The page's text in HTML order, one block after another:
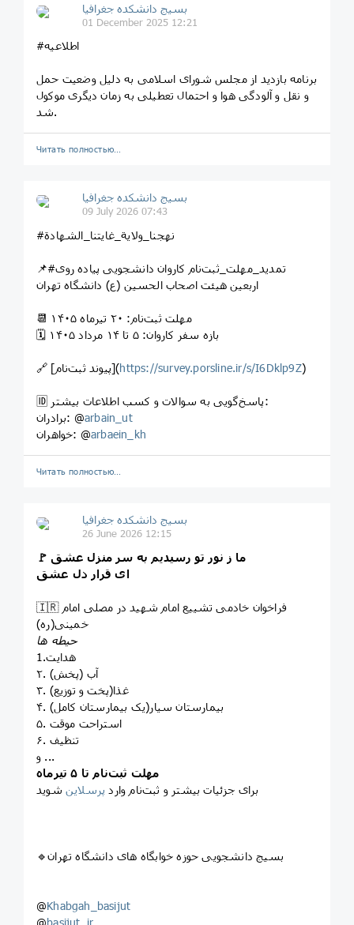
بسیج دانشکده‌ جغرافیا
01 December 2025 12:21
#اطلاعیه
برنامه بازدید از مجلس شورای اسلامی به دلیل وضعیت حمل
و نقل و آلودگی هوا و احتمال تعطیلی به زمان دیگری موکول
شد.
Читать полностью…
بسیج دانشکده‌ جغرافیا
09 July 2026 07:43
#نهجنا_ولایة_غایتنا_الشهادة
📌#تمدید_مهلت_ثبت‌نام کاروان دانشجویی پیاده روی
اربعین هیئت اصحاب الحسین (ع) دانشگاه تهران
📆 مهلت ثبت‌نام: ۲۰ تیرماه ۱۴۰۵
🗓️ بازه سفر کاروان: ۵ تا ۱۴ مرداد ۱۴۰۵
🔗 [پیوند ثبت‌نام](https://survey.porsline.ir/s/I6Dklp9Z)
🆔 پاسخ‌گویی به سوالات و کسب اطلاعات بیشتر:
برادران: @arbain_ut
خواهران: @arbaein_kh
Читать полностью…
بسیج دانشکده‌ جغرافیا
26 June 2026 12:15
🚩 ما ز نور تو رسیدیم به سر منزل عشق
ای قرار دل عشق
🇮🇷 فراخوان خادمی تشییع امام شهید در مصلی امام
خمینی(ره)
حیطه ها
1.هدایت
۲. آب (پخش)
۳. غذا(پخت و توزیع)
۴. بیمارستان سیار(یک بیمارستان کامل)
۵. استراحت موقت
۶. تنظیف
و ...
مهلت ثبت‌نام تا ۵ تیرماه
برای جزئیات بیشتر و ثبت‌نام وارد پرسلاین شوید
🔹بسیج دانشجویی حوزه خوابگاه های دانشگاه تهران
@Khabgah_basijut
@basijut_ir